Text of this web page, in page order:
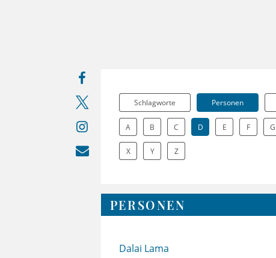
Schlagworte Personen
A B C D E F G
X Y Z
PERSONEN
Dalai Lama